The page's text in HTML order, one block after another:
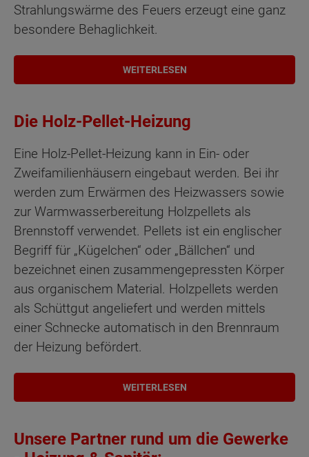
Strahlungswärme des Feuers erzeugt eine ganz
besondere Behaglichkeit.
WEITERLESEN
Die Holz-Pellet-Heizung
Eine Holz-Pellet-Heizung kann in Ein- oder
Zweifamilienhäusern eingebaut werden. Bei ihr
werden zum Erwärmen des Heizwassers sowie
zur Warmwasserbereitung Holzpellets als
Brennstoff verwendet. Pellets ist ein englischer
Begriff für „Kügelchen“ oder „Bällchen“ und
bezeichnet einen zusammengepressten Körper
aus organischem Material. Holzpellets werden
als Schüttgut angeliefert und werden mittels
einer Schnecke automatisch in den Brennraum
der Heizung befördert.
WEITERLESEN
Unsere Partner rund um die Gewerke